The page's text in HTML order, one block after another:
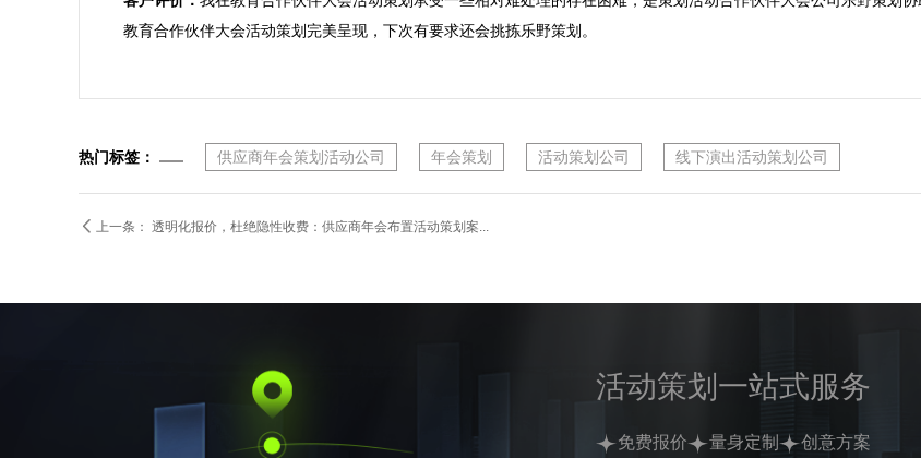
教育合作伙伴大会活动策划完美呈现，下次有要求还会挑拣乐野策划。
热门标签： 供应商年会策划活动公司 年会策划 活动策划公司 线下演出活动策划公司
 上一条： 透明化报价，杜绝隐性收费：供应商年会布置活动策划案...
活动策划一站式服务
免费报价 量身定制 创意方案